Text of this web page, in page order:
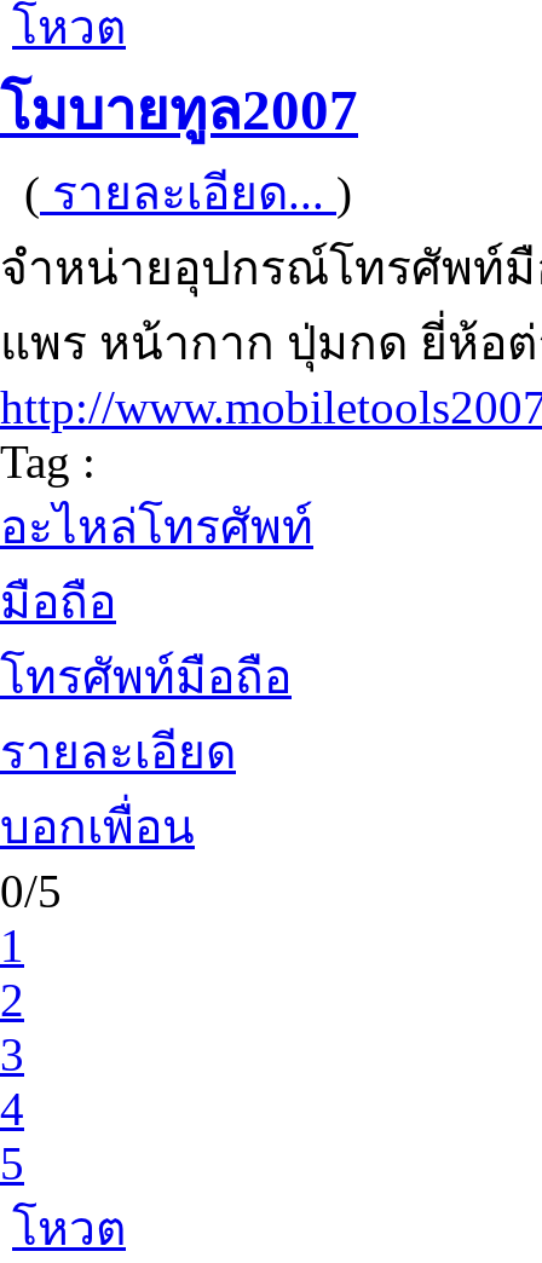
โหวต
โมบายทูล2007
( รายละเอียด... )
จำหน่ายอุปกรณ์โทรศัพท์
แพร หน้ากาก ปุ่มกด ยี่ห้อ
http://
Tag :
อะไหล่โทรศัพท์
มือถือ
โทรศัพท์มือถือ
รายละเอียด
บอกเพื่อน
0/5
1
2
3
4
5
โหวต